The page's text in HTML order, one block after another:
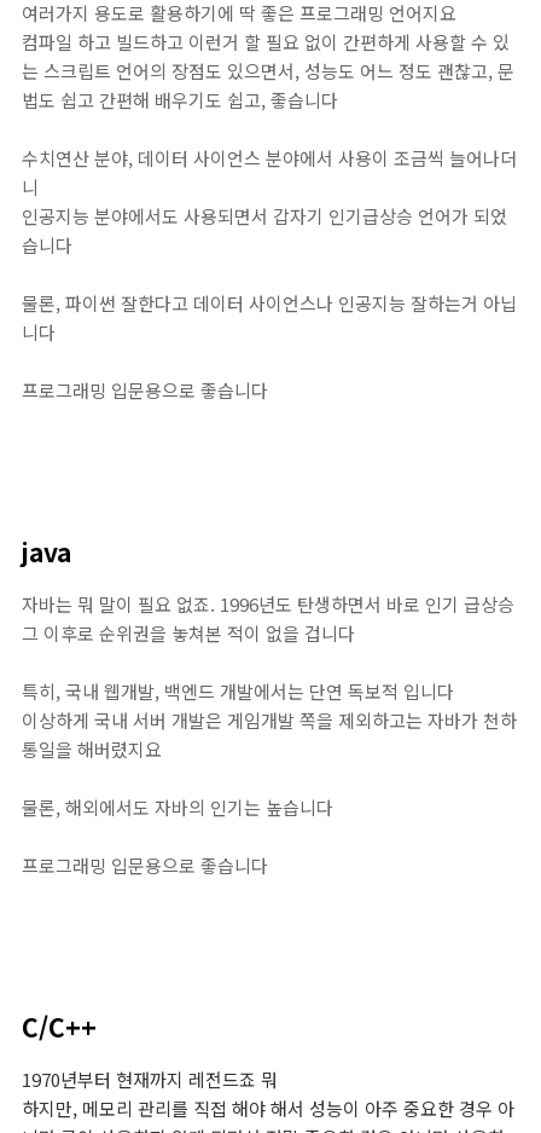
여러가지 용도로 활용하기에 딱 좋은 프로그래밍 언어지요
컴파일 하고 빌드하고 이런거 할 필요 없이 간편하게 사용할 수 있
는 스크립트 언어의 장점도 있으면서, 성능도 어느 정도 괜찮고, 문
법도 쉽고 간편해 배우기도 쉽고, 좋습니다
수치연산 분야, 데이터 사이언스 분야에서 사용이 조금씩 늘어나더
니
인공지능 분야에서도 사용되면서 갑자기 인기급상승 언어가 되었
습니다
물론, 파이썬 잘한다고 데이터 사이언스나 인공지능 잘하는거 아닙
니다
프로그래밍 입문용으로 좋습니다
java
자바는 뭐 말이 필요 없죠. 1996년도 탄생하면서 바로 인기 급상승
그 이후로 순위권을 놓쳐본 적이 없을 겁니다
특히, 국내 웹개발, 백엔드 개발에서는 단연 독보적 입니다
이상하게 국내 서버 개발은 게임개발 쪽을 제외하고는 자바가 천하
통일을 해버렸지요
물론, 해외에서도 자바의 인기는 높습니다
프로그래밍 입문용으로 좋습니다
C/C++
1970년부터 현재까지 레전드죠 뭐
하지만, 메모리 관리를 직접 해야 해서 성능이 아주 중요한 경우 아